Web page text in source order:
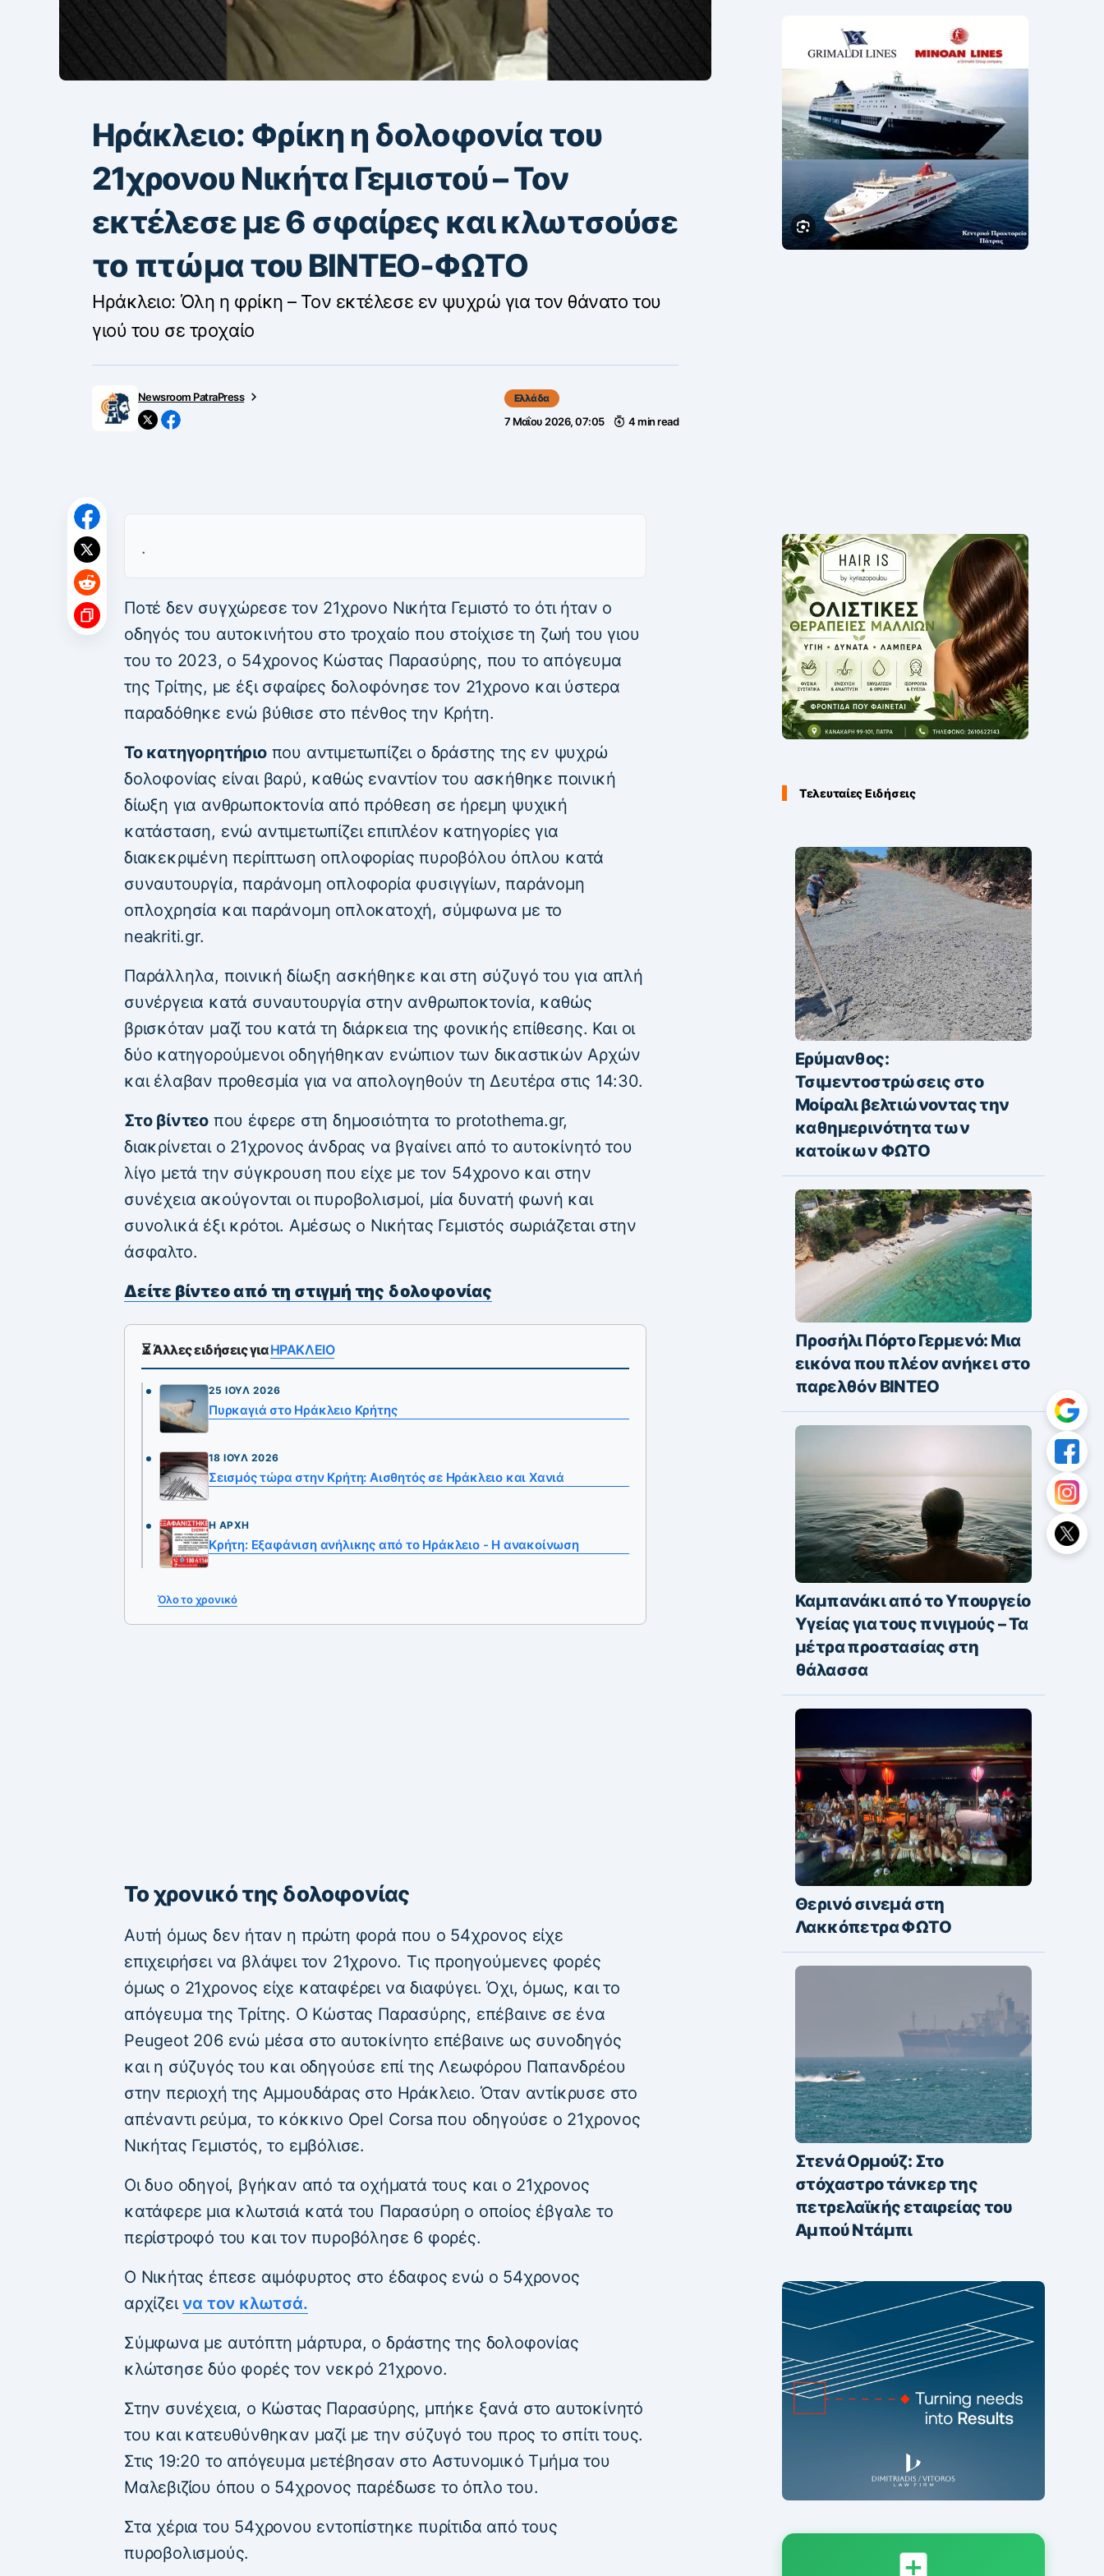
Ηράκλειο: Φρίκη η δολοφονία του
21χρονου Νικήτα Γεμιστού – Τον
εκτέλεσε με 6 σφαίρες και κλωτσούσε
το πτώμα του ΒΙΝΤΕΟ-ΦΩΤΟ
Ηράκλειο: Όλη η φρίκη – Τον εκτέλεσε εν ψυχρώ για τον θάνατο του
γιού του σε τροχαίο
Newsroom PatraPress Ελλάδα
7 Μαΐου 2026, 07:05 4 min read
.
Ποτέ δεν συγχώρεσε τον 21χρονο Νικήτα Γεμιστό το ότι ήταν ο
οδηγός του αυτοκινήτου στο τροχαίο που στοίχισε τη ζωή του γιου
του το 2023, ο 54χρονος Κώστας Παρασύρης, που το απόγευμα
της Τρίτης, με έξι σφαίρες δολοφόνησε τον 21χρονο και ύστερα
παραδόθηκε ενώ βύθισε στο πένθος την Κρήτη.
Το κατηγορητήριοπου αντιμετωπίζει ο δράστης της εν ψυχρώ
δολοφονίας είναι βαρύ, καθώς εναντίον του ασκήθηκε ποινική
δίωξη για ανθρωποκτονία από πρόθεση σε ήρεμη ψυχική
κατάσταση, ενώ αντιμετωπίζει επιπλέον κατηγορίες για
διακεκριμένη περίπτωση οπλοφορίας πυροβόλου όπλου κατά
συναυτουργία, παράνομη οπλοφορία φυσιγγίων, παράνομη
οπλοχρησία και παράνομη οπλοκατοχή, σύμφωνα με το
neakriti.gr.
Παράλληλα, ποινική δίωξη ασκήθηκε και στη σύζυγό του για απλή
συνέργεια κατά συναυτουργία στην ανθρωποκτονία, καθώς
βρισκόταν μαζί του κατά τη διάρκεια της φονικής επίθεσης. Και οι
δύο κατηγορούμενοι οδηγήθηκαν ενώπιον των δικαστικών Αρχών
και έλαβαν προθεσμία για να απολογηθούν τη Δευτέρα στις 14:30.
Στο βίντεο που έφερε στη δημοσιότητα το protothema.gr,
διακρίνεται ο 21χρονος άνδρας να βγαίνει από το αυτοκίνητό του
λίγο μετά την σύγκρουση που είχε με τον 54χρονο και στην
συνέχεια ακούγονται οι πυροβολισμοί, μία δυνατή φωνή και
συνολικά έξι κρότοι. Αμέσως ο Νικήτας Γεμιστός σωριάζεται στην
άσφαλτο.
Δείτε βίντεο από τη στιγμή της δολοφονίας
⏳ Άλλες ειδήσεις γιαΗΡΑΚΛΕΙΟ
25 ΙΟΎΛ 2026
Πυρκαγιά στο Ηράκλειο Κρήτης
18 ΙΟΎΛ 2026
Σεισμός τώρα στην Κρήτη: Αισθητός σε Ηράκλειο και Χανιά
Η ΑΡΧΉ
Κρήτη: Εξαφάνιση ανήλικης από το Ηράκλειο - Η ανακοίνωση
Όλο το χρονικό
Το χρονικό της δολοφονίας
Αυτή όμως δεν ήταν η πρώτη φορά που ο 54χρονος είχε
επιχειρήσει να βλάψει τον 21χρονο. Τις προηγούμενες φορές
όμως ο 21χρονος είχε καταφέρει να διαφύγει. Όχι, όμως, και το
απόγευμα της Τρίτης. Ο Κώστας Παρασύρης, επέβαινε σε ένα
Peugeot 206 ενώ μέσα στο αυτοκίνητο επέβαινε ως συνοδηγός
και η σύζυγός του και οδηγούσε επί της Λεωφόρου Παπανδρέου
στην περιοχή της Αμμουδάρας στο Ηράκλειο. Όταν αντίκρυσε στο
απέναντι ρεύμα, το κόκκινο Opel Corsa που οδηγούσε ο 21χρονος
Νικήτας Γεμιστός, το εμβόλισε.
Οι δυο οδηγοί, βγήκαν από τα οχήματά τους και ο 21χρονος
κατάφερε μια κλωτσιά κατά του Παρασύρη ο οποίος έβγαλε το
περίστροφό του και τον πυροβόλησε 6 φορές.
Ο Νικήτας έπεσε αιμόφυρτος στο έδαφος ενώ ο 54χρονος
αρχίζεινα τον κλωτσά.
Σύμφωνα με αυτόπτη μάρτυρα, ο δράστης της δολοφονίας
κλώτσησε δύο φορές τον νεκρό 21χρονο.
Στην συνέχεια, ο Κώστας Παρασύρης, μπήκε ξανά στο αυτοκίνητό
του και κατευθύνθηκαν μαζί με την σύζυγό του προς το σπίτι τους.
Στις 19:20 το απόγευμα μετέβησαν στο Αστυνομικό Τμήμα του
Μαλεβιζίου όπου ο 54χρονος παρέδωσε το όπλο του.
Στα χέρια του 54χρονου εντοπίστηκε πυρίτιδα από τους
πυροβολισμούς.
Τελευταίες Ειδήσεις
Ερύμανθος:
Τσιμεντοστρώσεις στο
Μοίραλι βελτιώνοντας την
καθημερινότητα των
κατοίκων ΦΩΤΟ
Προσήλι Πόρτο Γερμενό: Μια
εικόνα που πλέον ανήκει στο
παρελθόν ΒΙΝΤΕΟ
Καμπανάκι από το Υπουργείο
Υγείας για τους πνιγμούς – Τα
μέτρα προστασίας στη
θάλασσα
Θερινό σινεμά στη
Λακκόπετρα ΦΩΤΟ
Στενά Ορμούζ: Στο
στόχαστρο τάνκερ της
πετρελαϊκής εταιρείας του
Αμπού Ντάμπι